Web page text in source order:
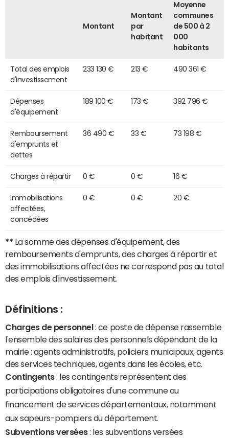
Montant
Montant
par
habitant
Moyenne
communes
de 500 à 2
000
habitants
Total des emplois
d'investissement
233 130 € 213 € 490 361 €
Dépenses
d'équipement
189 100 € 173 € 392 796 €
Remboursement
d'emprunts et
dettes
36 490 € 33 € 73 198 €
Charges à répartir 0 € 0 € 16 €
Immobilisations
affectées,
concédées
0 € 0 € 20 €
** La somme des dépenses d'équipement, des
remboursements d'emprunts, des charges à répartir et
des immobilisations affectées ne correspond pas au total
des emplois d'investissement.
Définitions :
Charges de personnel : ce poste de dépense rassemble
l'ensemble des salaires des personnels dépendant de la
mairie : agents administratifs, policiers municipaux, agents
des services techniques, agents dans les écoles, etc.
Contingents: les contingents représentent des
participations obligatoires d'une commune au
financement de services départementaux, notamment
aux sapeurs-pompiers du département.
Subventions versées: les subventions versées